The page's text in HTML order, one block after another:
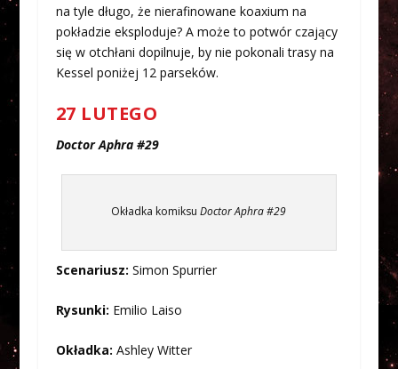
na tyle długo, że nierafinowane koaxium na
pokładzie eksploduje? A może to potwór czający
się w otchłani dopilnuje, by nie pokonali trasy na
Kessel poniżej 12 parseków.
27 LUTEGO
Doctor Aphra #29
Okładka komiksuDoctor Aphra #29
Scenariusz: Simon Spurrier
Rysunki: Emilio Laiso
Okładka: Ashley Witter